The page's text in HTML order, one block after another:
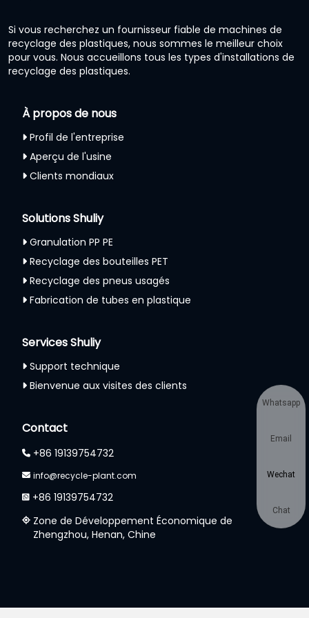
Si vous recherchez un fournisseur fiable de machines de
recyclage des plastiques, nous sommes le meilleur choix
pour vous. Nous accueillons tous les types d'installations de
recyclage des plastiques.
À propos de nous
Profil de l'entreprise
Aperçu de l'usine
Clients mondiaux
Solutions Shuliy
Granulation PP PE
Recyclage des bouteilles PET
Recyclage des pneus usagés
Fabrication de tubes en plastique
Services Shuliy
Support technique
Bienvenue aux visites des clients
Contact
+86 19139754732
info@recycle-plant.com
+86 19139754732
Zone de Développement Économique de
Zhengzhou, Henan, Chine
Whatsapp
Email
Wechat
Chat